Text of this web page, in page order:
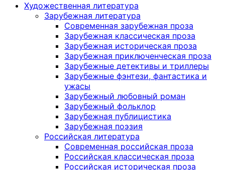
Художественная литература
Зарубежная литература
Современная зарубежная проза
Зарубежная классическая проза
Зарубежная историческая проза
Зарубежная приключенческая проза
Зарубежные детективы и триллеры
Зарубежные фэнтези, фантастика и
ужасы
Зарубежный любовный роман
Зарубежный фольклор
Зарубежная публицистика
Зарубежная поэзия
Российская литература
Современная российская проза
Российская классическая проза
Российская историческая проза